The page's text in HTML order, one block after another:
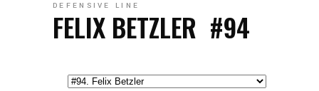
DEFENSIVE LINE
#94
FELIX BETZLER